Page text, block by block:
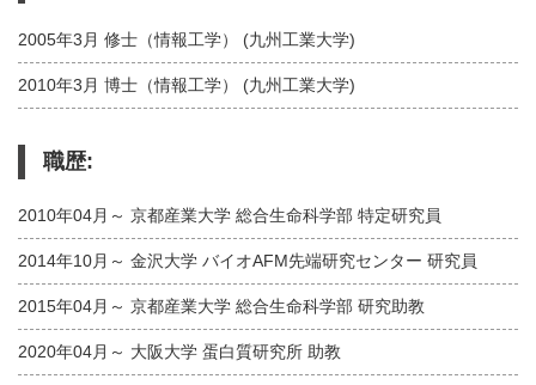
2005年3月 修士（情報工学） (九州工業大学)
2010年3月 博士（情報工学） (九州工業大学)
職歴:
2010年04月～ 京都産業大学 総合生命科学部 特定研究員
2014年10月～ 金沢大学 バイオAFM先端研究センター 研究員
2015年04月～ 京都産業大学 総合生命科学部 研究助教
2020年04月～ 大阪大学 蛋白質研究所 助教